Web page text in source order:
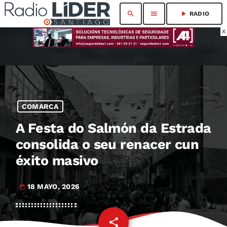
X
search menu play_arrow RADIO
COMARCA
A Festa do Salmón da Estrada
consolida o seu renacer cun
éxito masivo
today 18 MAYO, 2026
share
email